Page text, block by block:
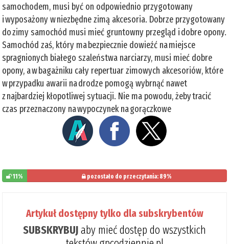
samochodem, musi być on odpowiednio przygotowany
i wyposażony w niezbędne zimą akcesoria. Dobrze przygotowany
do zimy samochód musi mieć gruntowny przegląd i dobre opony.
Samochód zaś, który ma bezpiecznie dowieźć na miejsce
spragnionych białego szaleństwa narciarzy, musi mieć dobre
opony, a w bagażniku cały repertuar zimowych akcesoriów, które
w przypadku awarii na drodze pomogą wybrnąć nawet
z najbardziej kłopotliwej sytuacji. Nie ma powodu, żeby tracić
czas przeznaczony na wypoczynek na gorączkowe
11% pozostało do przeczytania: 89%
Artykuł dostępny tylko dla subskrybentów
SUBSKRYBUJaby mieć dostęp do wszystkich